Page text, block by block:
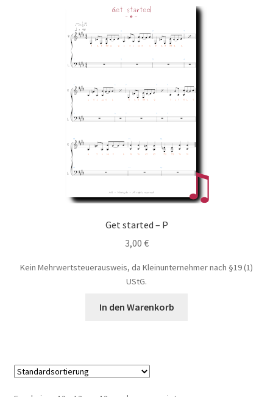
Get started – P
3,00 €
Kein Mehrwertsteuerausweis, da Kleinunternehmer nach §19 (1)
UStG.
In den Warenkorb